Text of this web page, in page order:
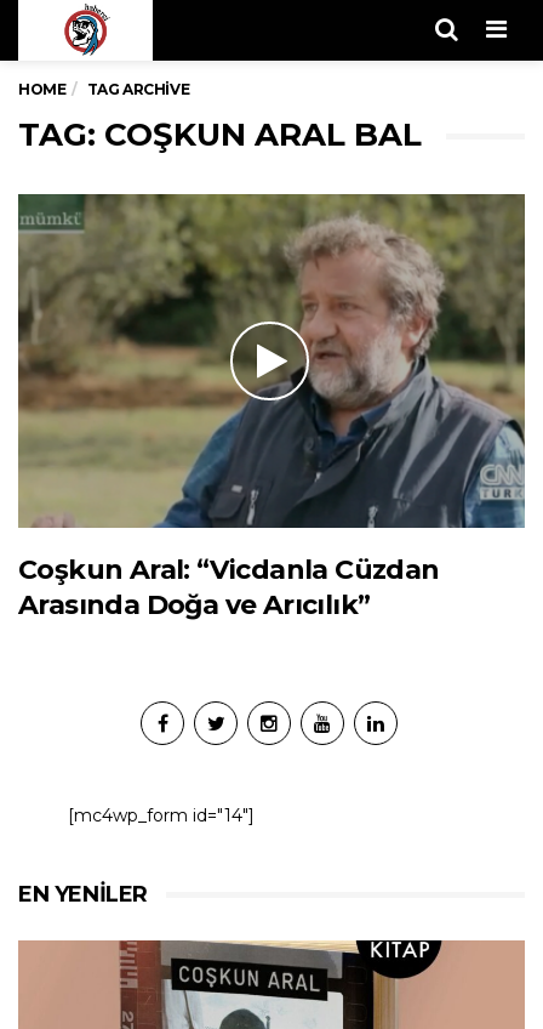
HOME TAG ARCHIVE
TAG: COŞKUN ARAL BAL
Coşkun Aral: “Vicdanla Cüzdan
Arasında Doğa ve Arıcılık”
[mc4wp_form id="14"]
EN YENILER